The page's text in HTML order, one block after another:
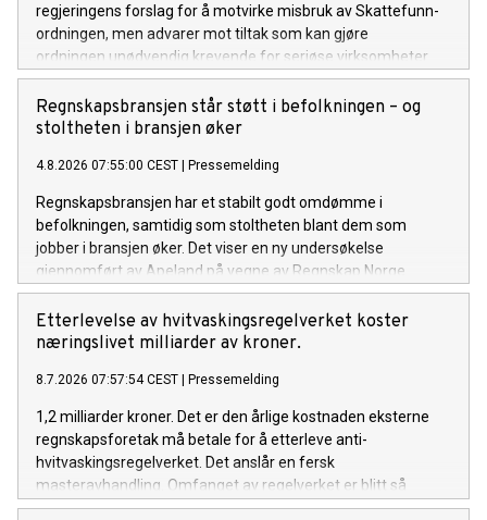
regjeringens forslag for å motvirke misbruk av Skattefunn-
ordningen, men advarer mot tiltak som kan gjøre
ordningen unødvendig krevende for seriøse virksomheter.
Regnskapsbransjen står støtt i befolkningen – og
stoltheten i bransjen øker
4.8.2026 07:55:00 CEST | Pressemelding
Regnskapsbransjen har et stabilt godt omdømme i
befolkningen, samtidig som stoltheten blant dem som
jobber i bransjen øker. Det viser en ny undersøkelse
gjennomført av Apeland på vegne av Regnskap Norge.
Etterlevelse av hvitvaskingsregelverket koster
næringslivet milliarder av kroner.
8.7.2026 07:57:54 CEST | Pressemelding
1,2 milliarder kroner. Det er den årlige kostnaden eksterne
regnskapsforetak må betale for å etterleve anti-
hvitvaskingsregelverket. Det anslår en fersk
masteravhandling. Omfanget av regelverket er blitt så
krevende at det er på overtid å se på forenklingsmuligheter,